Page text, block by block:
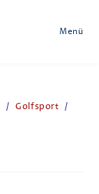
Menü
/ Golfsport /